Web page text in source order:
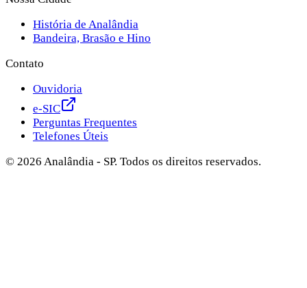
História de Analândia
Bandeira, Brasão e Hino
Contato
Ouvidoria
e-SIC
Perguntas Frequentes
Telefones Úteis
© 2026 Analândia - SP. Todos os direitos reservados.